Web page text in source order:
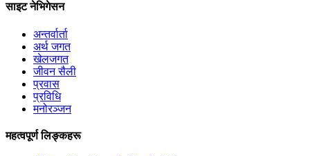
साइट नेभिगेसन
अन्तर्वार्ता
अर्थ जगत
खेलजगत
जीवन सैली
प्रवास
प्रविधि
मनोरञ्जन
महत्वपूर्ण लिङ्कहरू